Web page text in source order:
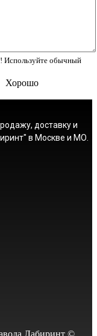
Используйте обычный
Хорошо
доставку и
в Москве и МО.